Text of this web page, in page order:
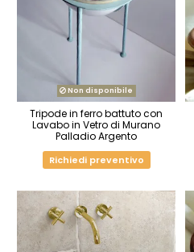
Non disponibile
Tripode in ferro battuto con
Lavabo in Vetro di Murano
Palladio Argento
Richiedi preventivo